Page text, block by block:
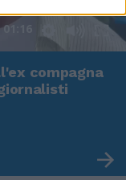
01:16
compagna